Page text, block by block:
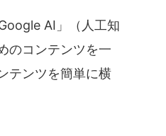
AI」（人工知
のコンテンツを一
テンツを簡単に横